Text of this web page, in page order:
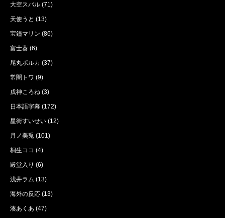
大空スバル (71)
天使うと (13)
宝鐘マリン (86)
富士葵 (6)
尾丸ポルカ (37)
常闇トワ (9)
戌神ころね (3)
日本語字幕 (172)
星街すいせい (12)
月ノ美兎 (101)
桐生ココ (4)
殿堂入り (6)
浅井ラム (13)
海外の反応 (13)
湊あくあ (47)